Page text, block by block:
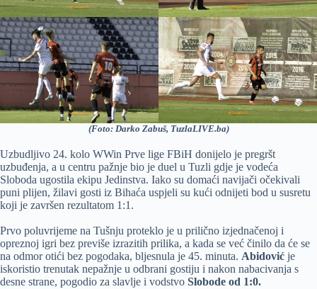
(Foto: Darko Zabuš, TuzlaLIVE.ba)
Uzbudljivo 24. kolo WWin Prve lige FBiH donijelo je pregršt
uzbuđenja, a u centru pažnje bio je duel u Tuzli gdje je vodeća
Sloboda ugostila ekipu Jedinstva. Iako su domaći navijači očekivali
puni plijen, žilavi gosti iz Bihaća uspjeli su kući odnijeti bod u susretu
koji je završen rezultatom 1:1.
Prvo poluvrijeme na Tušnju proteklo je u prilično izjednačenoj i
opreznoj igri bez previše izrazitih prilika, a kada se već činilo da će se
na odmor otići bez pogodaka, bljesnula je 45. minuta. Abidović je
iskoristio trenutak nepažnje u odbrani gostiju i nakon nabacivanja s
desne strane, pogodio za slavlje i vodstvo Slobode od 1:0.